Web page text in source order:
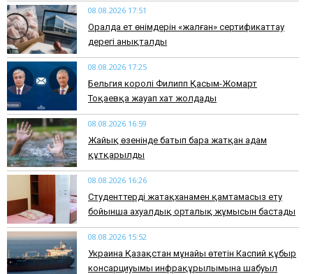
08.08.2026 17:51
Оралда ет өнімдерін «жалған» сертификаттау
дерегі анықталды
08.08.2026 17:25
Бельгия королі Филипп Қасым-Жомарт
Тоқаевқа жауап хат жолдады
08.08.2026 16:59
Жайық өзенінде батып бара жатқан адам
құтқарылды
08.08.2026 16:26
Студенттерді жатақханамен қамтамасыз ету
бойынша ахуалдық орталық жұмысын бастады
08.08.2026 15:52
Украина Қазақстан мұнайы өтетін Каспий құбыр
консарциуымы инфрақұрылымына шабуыл